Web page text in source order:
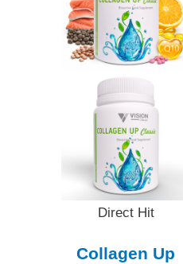
Direct Hit
Collagen Up